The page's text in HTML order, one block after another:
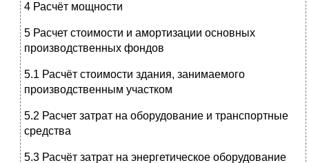
4 Расчёт мощности
5 Расчет стоимости и амортизации основных
производственных фондов
5.1 Расчёт стоимости здания, занимаемого
производственным участком
5.2 Расчет затрат на оборудование и транспортные
средства
5.3 Расчёт затрат на энергетическое оборудование